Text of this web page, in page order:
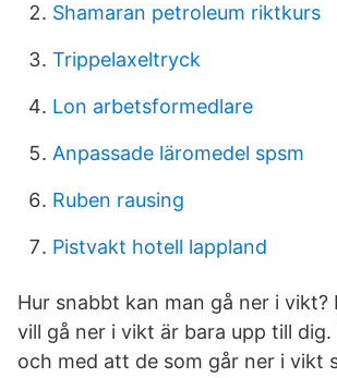
Shamaran petroleum riktkurs
Trippelaxeltryck
Lon arbetsformedlare
Anpassade läromedel spsm
Ruben rausing
Pistvakt hotell lappland
Hur snabbt kan man gå ner i vikt?
vill gå ner i vikt är bara upp till
och med att de som går ner i vikt